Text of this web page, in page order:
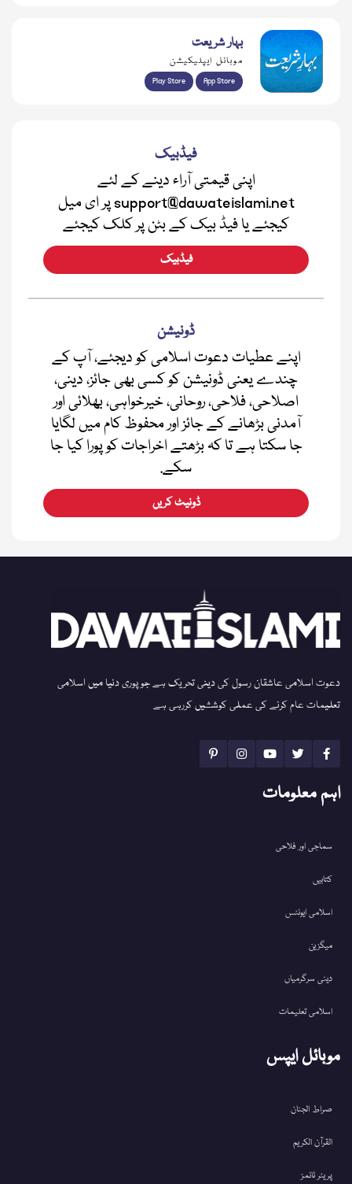
بہار شریعت
موبائل ایپلیکیشن
Play Store App Store
فیڈبیک
اپنی قیمتی آراء دینے کے لئے
support@dawateislami.net پر ای میل
کیجئے یا فیڈ بیک کے بٹن پر کلک کیجئے
فیڈبیک
ڈونیشن
اپنے عطیات دعوت اسلامی کو دیجئے، آپ کے
چندے یعنی ڈونیشن کو کسی بھی جائز، دینی،
اصلاحی، فلاحی، روحانی، خیرخواہی، بھلائی اور
آمدنی بڑھانے کے جائز اور محفوظ کام میں لگایا
جا سکتا ہے تا کہ بڑھتے اخراجات کو پورا کیا جا
سکے.
ڈونیٹ کریں
دعوت اسلامی عاشقان رسول کی دینی تحریک ہے جو پوری دنیا میں اسلامی
تعلیمات عام کرنے کی عملی کوششیں کررہی ہے
اہم معلومات
سماجی اور فلاحی
کتابیں
اسلامی ایونٹس
میگزین
دینی سرگرمیاں
اسلامی تعلیمات
موبائل ایپس
صراط الجنان
القرآن الکریم
پریئر ٹائمز